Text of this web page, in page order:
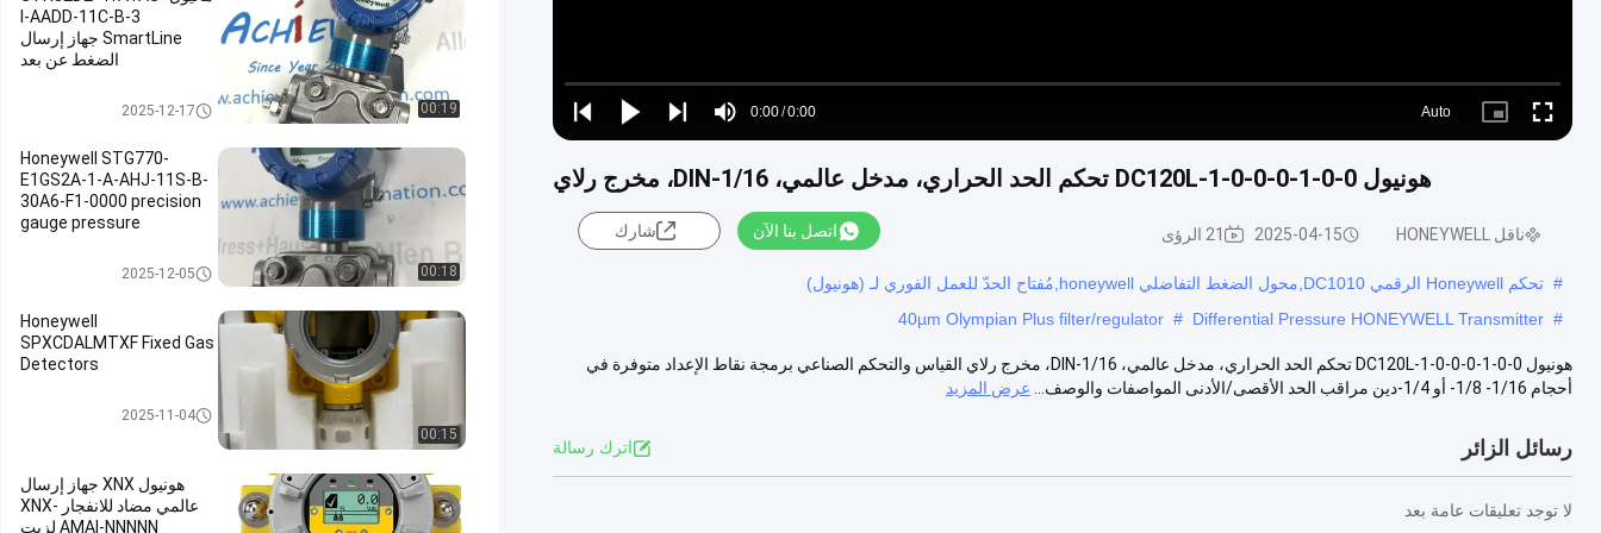
Play
Play
Play
Mute
Time
0:00/0:00
Loaded:
0%
Auto
Picture- Fullscreen
هونيول DC120L-1-0-0-0-1-0-0 تحكم الحد الحراري، مدخل عالمي، 1/16-DIN، مخرج رلاي
ناقل HONEYWELL 2025-04-15 21 الرؤى اتصل بنا الآن شارك
# تحكم Honeywell الرقمي DC1010,محول الضغط التفاضلي honeywell,مُفتاح الحدّ للعمل الفوري لـ (هونيول)
#
Differential Pressure HONEYWELL Transmitter
#
40µm Olympian Plus filter/regulator
هونيول DC120L-1-0-0-0-1-0-0 تحكم الحد الحراري، مدخل عالمي، 1/16-DIN، مخرج رلاي القياس والتحكم الصناعي برمجة نقاط الإعداد متوفرة في
أحجام 1/16- 1/8- أو 1/4-دين مراقب الحد الأقصى/الأدنى المواصفات والوصف...
عرض المزيد
رسائل الزائر اترك رسالة
لا توجد تعليقات عامة بعد
00:19
I-AADD-11C-B-3
SmartLine جهاز إرسال
الضغط عن بعد
ناقل HONEYWELL2025-12-17
00:18
Honeywell STG770-
E1GS2A-1-A-AHJ-11S-B-
30A6-F1-0000 precision
gauge pressure
ناقل HONEYWELL2025-12-05
00:15
Honeywell
SPXCDALMTXF Fixed Gas
Detectors
ناقل HONEYWELL2025-11-04
هونيول XNX جهاز إرسال
عالمي مضاد للانفجار XNX-
AMAI-NNNNN لزيت